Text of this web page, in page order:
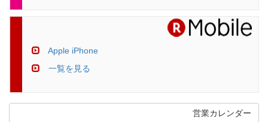
Apple iPhone
一覧を見る
営業カレンダー